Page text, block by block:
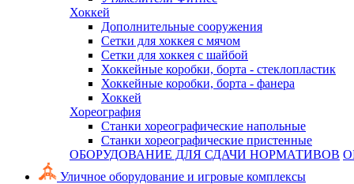
Хоккей
Дополнительные сооружения
Сетки для хоккея с мячом
Сетки для хоккея с шайбой
Хоккейные коробки, борта - стеклопластик
Хоккейные коробки, борта - фанера
Хоккей
Хореография
Станки хореографические напольные
Станки хореографические пристенные
ОБОРУДОВАНИЕ ДЛЯ СДАЧИ НОРМАТИВОВ
Уличное оборудование и игровые комплексы